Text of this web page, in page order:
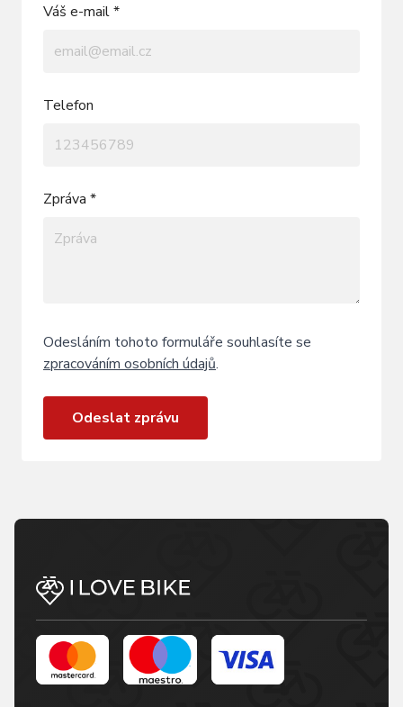
Váš e-mail *
Telefon
Zpráva *
Odesláním tohoto formuláře souhlasíte se
zpracováním osobních údajů.
Odeslat zprávu